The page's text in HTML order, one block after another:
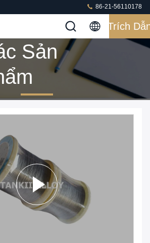
86-21-56110178
Trích
Sản